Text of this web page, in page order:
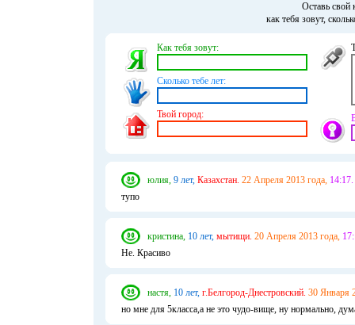
Оставь свой
как тебя зовут,
Как тебя зовут:
Сколько тебе лет:
Твой город:
юлия, 9 лет, Казахстан. 22 Апреля 2013 года, 14:17.
тупо
кристина, 10 лет, мытищи. 20 Апреля 2013 года,
Не. Красиво
настя, 10 лет, г.Белгород-Днестровский. 30 Января
но мне для 5класса,а не это чудо-вище, ну нормально,